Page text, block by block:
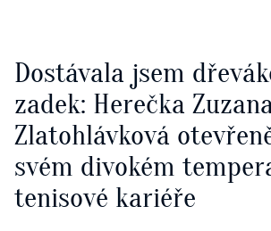
Dostávala jsem
zadek: Herečka
Zlatohlávková
svém divokém
tenisové kariéře